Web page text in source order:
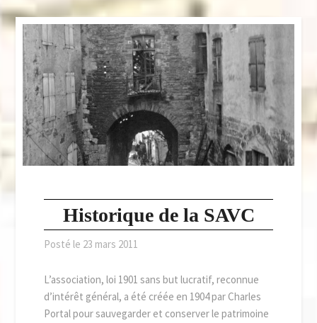
Historique de la SAVC
Posté le 23 mars 2011
L’association, loi 1901 sans but lucratif, reconnue
d’intérêt général, a été créée en 1904 par Charles
Portal pour sauvegarder et conserver le patrimoine